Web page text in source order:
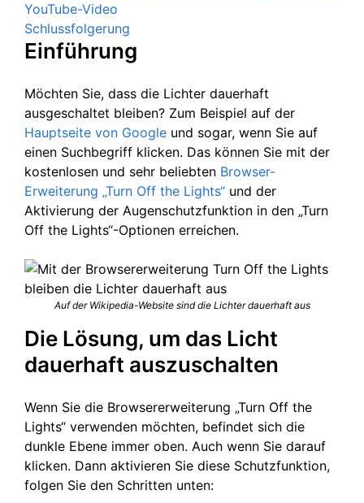
YouTube-Video
Schlussfolgerung
Einführung
Möchten Sie, dass die Lichter dauerhaft
ausgeschaltet bleiben? Zum Beispiel auf der
Hauptseite von Google und sogar, wenn Sie auf
einen Suchbegriff klicken. Das können Sie mit der
kostenlosen und sehr beliebten Browser-
Erweiterung „Turn Off the Lights“ und der
Aktivierung der Augenschutzfunktion in den „Turn
Off the Lights“-Optionen erreichen.
Auf der Wikipedia-Website sind die Lichter dauerhaft aus
Die Lösung, um das Licht
dauerhaft auszuschalten
Wenn Sie die Browsererweiterung „Turn Off the
Lights“ verwenden möchten, befindet sich die
dunkle Ebene immer oben. Auch wenn Sie darauf
klicken. Dann aktivieren Sie diese Schutzfunktion,
folgen Sie den Schritten unten: